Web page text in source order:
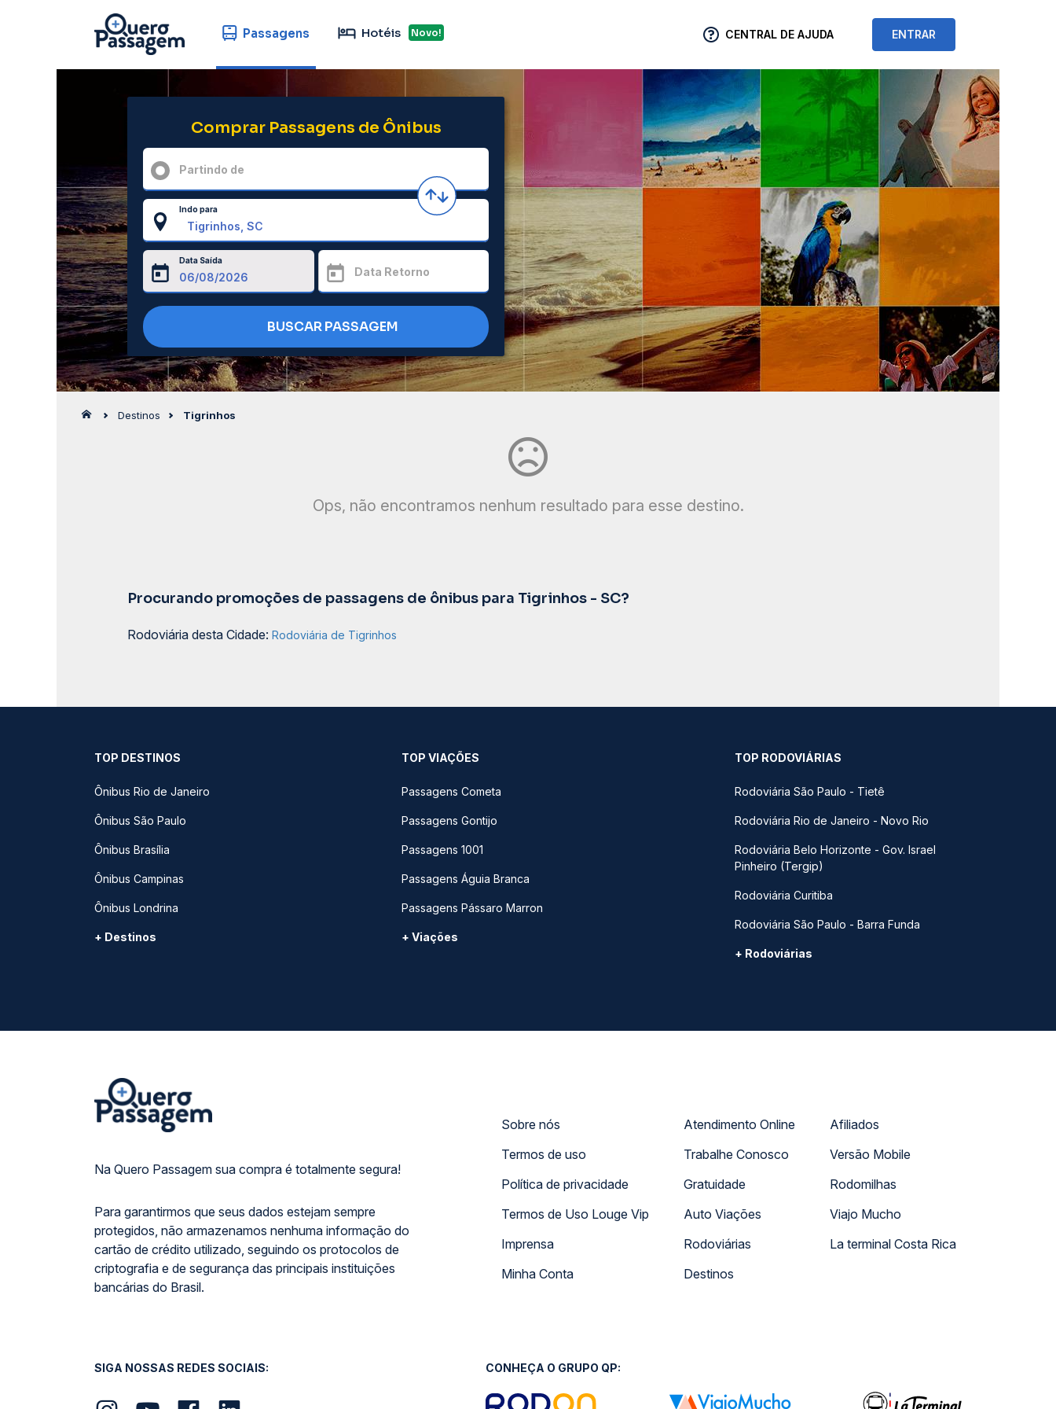
Passagens Hotéis Novo! CENTRAL DE AJUDA ENTRAR
Comprar Passagens de Ônibus
Partindo de
Indo para
Data Saída
Data Retorno
BUSCAR PASSAGEM
Destinos Tigrinhos
Ops, não encontramos nenhum resultado para esse destino.
Procurando promoções de passagens de ônibus para Tigrinhos - SC?
Rodoviária desta Cidade: Rodoviária de Tigrinhos
TOP DESTINOS
Ônibus Rio de Janeiro
Ônibus São Paulo
Ônibus Brasília
Ônibus Campinas
Ônibus Londrina
+ Destinos
TOP VIAÇÕES
Passagens Cometa
Passagens Gontijo
Passagens 1001
Passagens Águia Branca
Passagens Pássaro Marron
+ Viações
TOP RODOVIÁRIAS
Rodoviária São Paulo - Tietê
Rodoviária Rio de Janeiro - Novo Rio
Rodoviária Belo Horizonte - Gov. Israel
Pinheiro (Tergip)
Rodoviária Curitiba
Rodoviária São Paulo - Barra Funda
+ Rodoviárias
Na Quero Passagem sua compra é totalmente segura!
Para garantirmos que seus dados estejam sempre
protegidos, não armazenamos nenhuma informação do
cartão de crédito utilizado, seguindo os protocolos de
criptografia e de segurança das principais instituições
bancárias do Brasil.
Sobre nós
Termos de uso
Política de privacidade
Termos de Uso Louge Vip
Imprensa
Minha Conta
Atendimento Online
Trabalhe Conosco
Gratuidade
Auto Viações
Rodoviárias
Destinos
Afiliados
Versão Mobile
Rodomilhas
Viajo Mucho
La terminal Costa Rica
SIGA NOSSAS REDES SOCIAIS: CONHEÇA O GRUPO QP: